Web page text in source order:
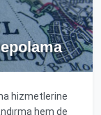
hizmetlerine
hem de